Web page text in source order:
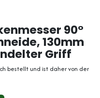
90°
130mm
Griff
bestellt und ist daher von der